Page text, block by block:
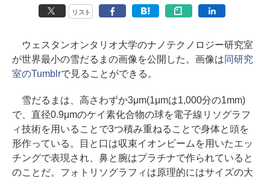
リスト
ウェスタンオンタリオ大学のナノテクノロジー研究室
が世界最小の雪だるまの画像を公開した。画像は同研究
室のTumblrで見ることができる。
雪だるまは、高さわずか3μm(1μmは1,000分の1mm)
で、直径0.9μmのケイ素化合物の球を電子線リソグラフ
ィ技術を用いることで3つ積み重ねることで身体と頭を
形作っている。目と口は収束イオンビームを用いたエッ
チングで表現され、鼻と腕はプラチナで作られていると
のことだ。フォトリソグラフィは原理的にはサイズの大